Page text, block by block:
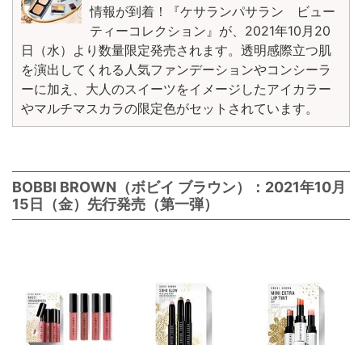
情報が到着！『ケサランパサラン ビュー
ティーコレクション』が、2021年10月20
日（水）より数量限定発売されます。透明感際立つ肌
を演出してくれる人気ファンデーションやコンシーラ
ーに加え、大人のスイーツをイメージしたアイカラー
やマルチマスカラの限定色がセットされています。
BOBBI BROWN（ボビイ ブラウン）：2021年10月
15日（金）先行発売（第一弾）